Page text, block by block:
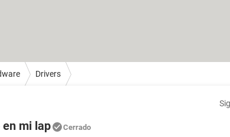
Drivers
mi lap Cerrado